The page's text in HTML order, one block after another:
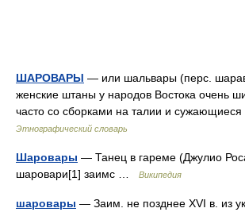
ШАРОВАРЫ — или шальвары (перс.
женские штаны у народов Востока очень
часто со сборками на талии и
Этнографический словарь
Шаровары — Танец в гареме (Джулио
шаровари[1] заимс …
Википедия
шаровары — Заим. не позднее XVI в. из